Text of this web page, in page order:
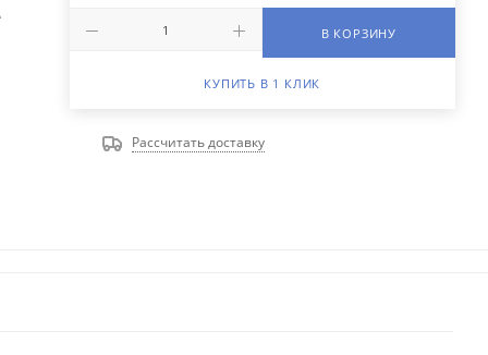
В КОРЗИНУ
КУПИТЬ В 1 КЛИК
Рассчитать доставку